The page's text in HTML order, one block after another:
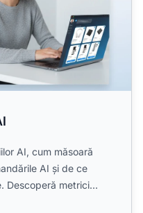
AI, cum măsoară
AI și de ce
Descoperă metrici